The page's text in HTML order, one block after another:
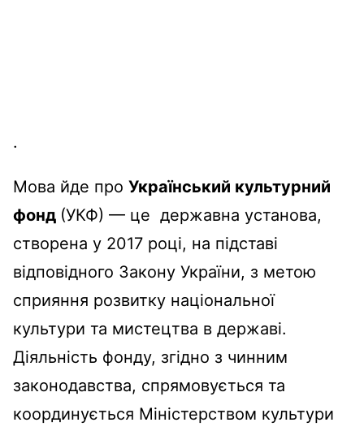
.
Мова йде про Український культурний
фонд (УКФ) — це державна установа,
створена у 2017 році, на підставі
відповідного Закону України, з метою
сприяння розвитку національної
культури та мистецтва в державі.
Діяльність фонду, згідно з чинним
законодавства, спрямовується та
координується Міністерством культури